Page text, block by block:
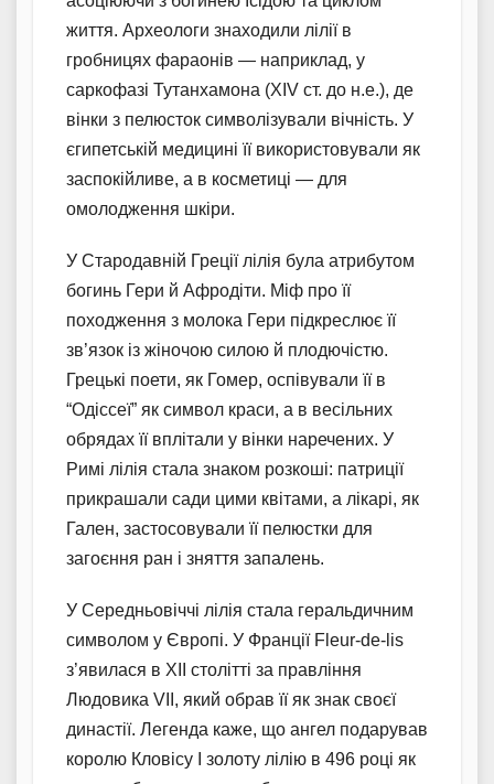
життя. Археологи знаходили лілії в
гробницях фараонів — наприклад, у
саркофазі Тутанхамона (XIV ст. до н.е.), де
вінки з пелюсток символізували вічність. У
єгипетській медицині її використовували як
заспокійливе, а в косметиці — для
омолодження шкіри.
У Стародавній Греції лілія була атрибутом
богинь Гери й Афродіти. Міф про її
походження з молока Гери підкреслює її
зв’язок із жіночою силою й плодючістю.
Грецькі поети, як Гомер, оспівували її в
“Одіссеї” як символ краси, а в весільних
обрядах її вплітали у вінки наречених. У
Римі лілія стала знаком розкоші: патриції
прикрашали сади цими квітами, а лікарі, як
Гален, застосовували її пелюстки для
загоєння ран і зняття запалень.
У Середньовіччі лілія стала геральдичним
символом у Європі. У Франції Fleur-de-lis
з’явилася в ХІІ столітті за правління
Людовика VII, який обрав її як знак своєї
династії. Легенда каже, що ангел подарував
королю Кловісу I золоту лілію в 496 році як